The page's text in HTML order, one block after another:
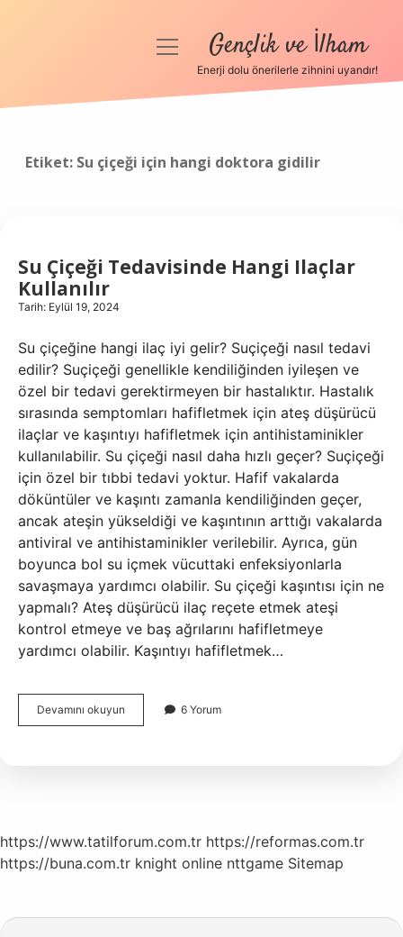
Anasayfa
menüyüGençlik ve İlham
Enerji dolu önerilerle zihnini uyandır!
Etiket: Su çiçeği için hangi doktora gidilir
Su Çiçeği Tedavisinde Hangi Ilaçlar
Kullanılır
Tarih: Eylül 19, 2024
Su çiçeğine hangi ilaç iyi gelir? Suçiçeği nasıl tedavi
edilir? Suçiçeği genellikle kendiliğinden iyileşen ve
özel bir tedavi gerektirmeyen bir hastalıktır. Hastalık
sırasında semptomları hafifletmek için ateş düşürücü
ilaçlar ve kaşıntıyı hafifletmek için antihistaminikler
kullanılabilir. Su çiçeği nasıl daha hızlı geçer? Suçiçeği
için özel bir tıbbi tedavi yoktur. Hafif vakalarda
döküntüler ve kaşıntı zamanla kendiliğinden geçer,
ancak ateşin yükseldiği ve kaşıntının arttığı vakalarda
antiviral ve antihistaminikler verilebilir. Ayrıca, gün
boyunca bol su içmek vücuttaki enfeksiyonlarla
savaşmaya yardımcı olabilir. Su çiçeği kaşıntısı için ne
yapmalı? Ateş düşürücü ilaç reçete etmek ateşi
kontrol etmeye ve baş ağrılarını hafifletmeye
yardımcı olabilir. Kaşıntıyı hafifletmek…
Devamını okuyun
Çiçeği
6 Yorum
https://www.tatilforum.com.tr https://reformas.com.tr
https://buna.com.tr knight online nttgame Sitemap